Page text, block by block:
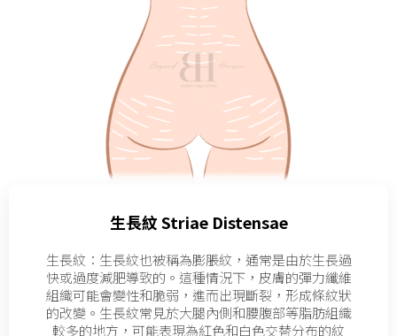
生長紋 Striae Distensae
生長紋：生長紋也被稱為膨脹紋，通常是由於生長過
快或過度減肥導致的。這種情況下，皮膚的彈力纖維
組織可能會變性和脆弱，進而出現斷裂，形成條紋狀
的改變。生長紋常見於大腿內側和腰腹部等脂肪組織
較多的地方，可能表現為紅色和白色交替分布的紋